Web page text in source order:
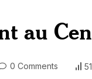
au
0 Comments